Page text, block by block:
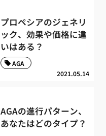
プロペシアのジェネリ
ック、効果や価格に違
いはある？
2021.05.14
AGA
AGAの進行パターン、
あなたはどのタイプ？